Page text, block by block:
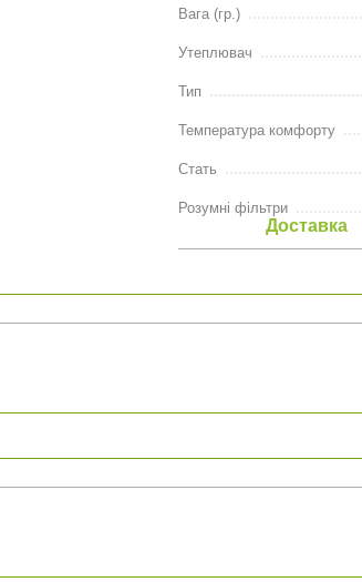
Вага (гр.)
Утеплювач
Тип
Температура комфорту
Стать
Розумні фільтри
Доставка